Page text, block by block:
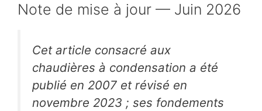
Note de mise à jour — Juin 2026
Cet article consacré aux
chaudières à condensation a été
publié en 2007 et révisé en
novembre 2023 ; ses fondements